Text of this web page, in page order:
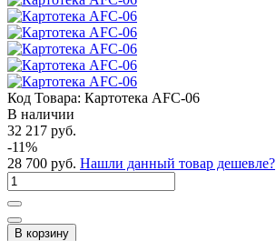
Код Товара: Картотека AFC-06
В наличии
32 217 руб.
-11%
28 700 руб. Нашли данный товар дешевле?
В корзину